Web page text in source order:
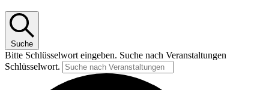
Suche
Bitte Schlüsselwort eingeben. Suche nach Veranstaltungen
Schlüsselwort.